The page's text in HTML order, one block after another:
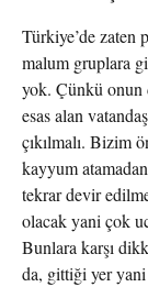
Türkiye’de zaten
malum gruplara
yok. Çünkü onun
esas alan
çıkılmalı. Bizim
kayyum
tekrar devir
olacak yani çok
Bunlara karşı
da, gittiği yer